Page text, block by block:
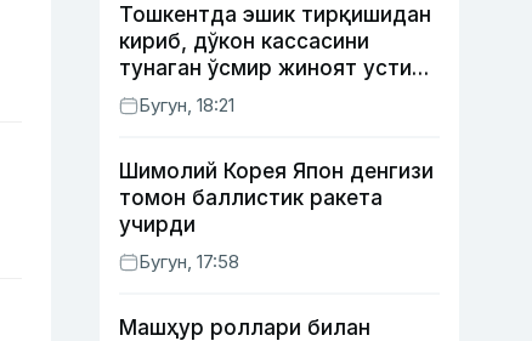
Тошкентда эшик тирқишидан
кириб, дўкон кассасини
тунаган ўсмир жиноят устида
ушланди
Бугун, 18:21
Шимолий Корея Япон денгизи
томон баллистик ракета
учирди
Бугун, 17:58
Машҳур роллари билан